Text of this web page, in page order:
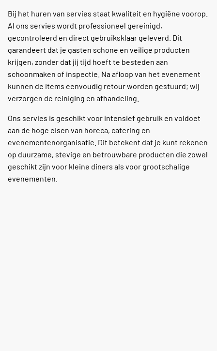
Bij het huren van servies staat kwaliteit en hygiëne voorop.
Al ons servies wordt professioneel gereinigd,
gecontroleerd en direct gebruiksklaar geleverd. Dit
garandeert dat je gasten schone en veilige producten
krijgen, zonder dat jij tijd hoeft te besteden aan
schoonmaken of inspectie. Na afloop van het evenement
kunnen de items eenvoudig retour worden gestuurd; wij
verzorgen de reiniging en afhandeling.
Ons servies is geschikt voor intensief gebruik en voldoet
aan de hoge eisen van horeca, catering en
evenementenorganisatie. Dit betekent dat je kunt rekenen
op duurzame, stevige en betrouwbare producten die zowel
geschikt zijn voor kleine diners als voor grootschalige
evenementen.